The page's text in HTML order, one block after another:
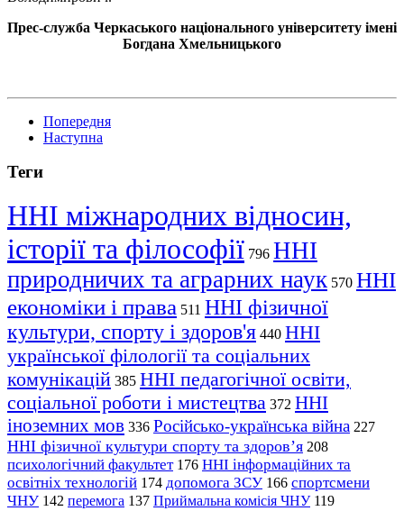
Прес-служба Черкаського національного університету імені
Богдана Хмельницького
Попередня
Наступна
Теги
ННІ міжнародних відносин,
історії та філософії 796 ННІ
природничих та аграрних наук 570 ННІ
економіки і права 511 ННІ фізичної
культури, спорту і здоров'я 440 ННІ
української філології та соціальних
комунікацій 385 ННІ педагогічної освіти,
соціальної роботи і мистецтва 372 ННІ
іноземних мов 336 Російсько-українська війна 227
ННІ фізичної культури спорту та здоров’я 208
психологічний факультет 176 ННІ інформаційних та
освітніх технологій 174 допомога ЗСУ 166 спортсмени
ЧНУ 142 перемога 137 Приймальна комісія ЧНУ 119